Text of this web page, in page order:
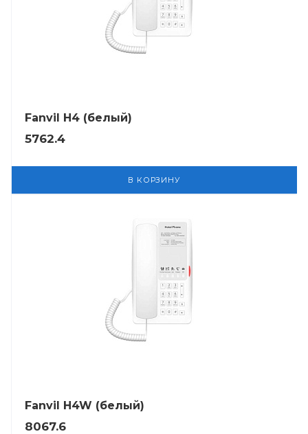
Fanvil H4 (белый)
5762.4
В КОРЗИНУ
Fanvil H4W (белый)
8067.6